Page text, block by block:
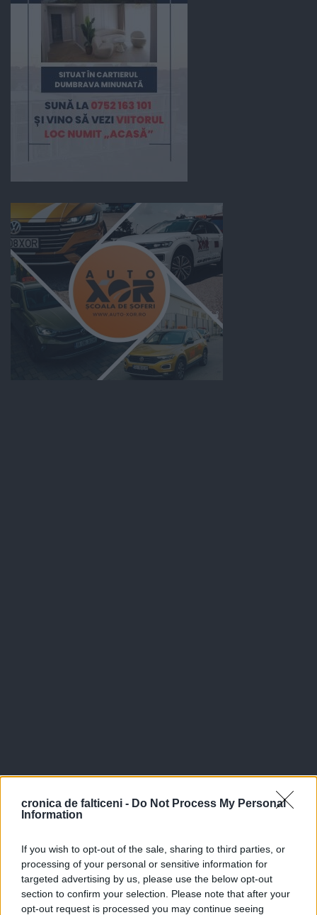
cronica de falticeni - Do Not Process My Personal
Information
If you wish to opt-out of the sale, sharing to third parties, or
processing of your personal or sensitive information for
targeted advertising by us, please use the below opt-out
section to confirm your selection. Please note that after your
opt-out request is processed you may continue seeing